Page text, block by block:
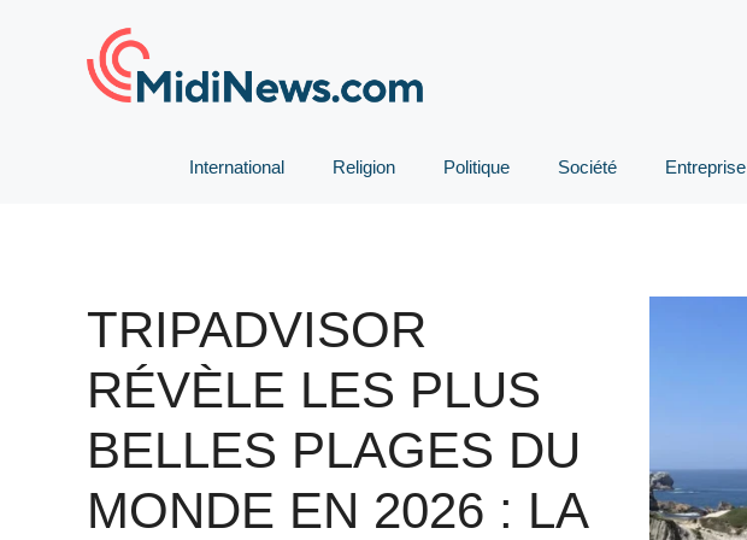
International Religion Politique Société Entreprise
TRIPADVISOR
RÉVÈLE LES PLUS
BELLES PLAGES DU
MONDE EN 2026 : LA